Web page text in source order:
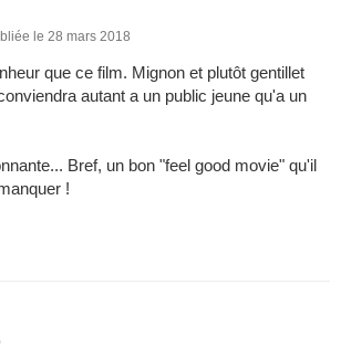
le 28 mars 2018
que ce film. Mignon et plutôt gentillet
autant a un public jeune qu'a un
Bref, un bon "feel good movie" qu'il
!